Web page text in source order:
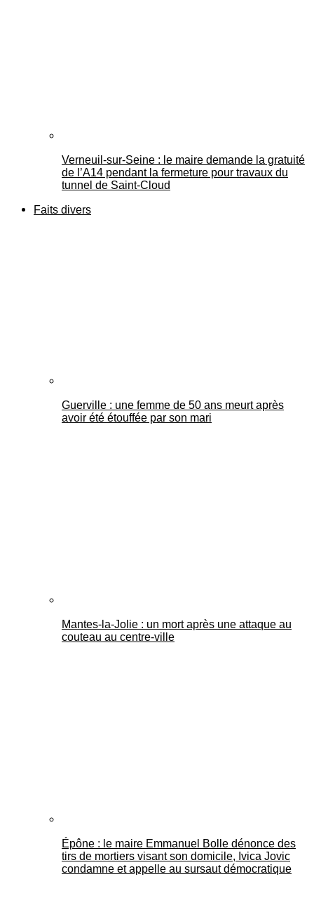
Verneuil-sur-Seine : le maire demande la gratuité
de l’A14 pendant la fermeture pour travaux du
tunnel de Saint-Cloud
Faits divers
Guerville : une femme de 50 ans meurt après
avoir été étouffée par son mari
Mantes-la-Jolie : un mort après une attaque au
couteau au centre-ville
Épône : le maire Emmanuel Bolle dénonce des
tirs de mortiers visant son domicile, Ivica Jovic
condamne et appelle au sursaut démocratique